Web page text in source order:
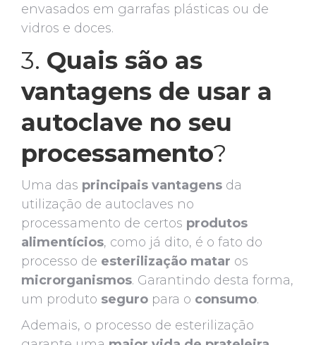
envasados em garrafas plásticas ou de
vidros e doces.
3. Quais são as
vantagens de usar a
autoclave no seu
processamento?
Uma das principais vantagens da
utilização de autoclaves no
processamento de certos produtos
alimentícios, como já dito, é o fato do
processo de esterilização matar os
microrganismos. Garantindo desta forma,
um produto seguro para o consumo.
Ademais, o processo de esterilização